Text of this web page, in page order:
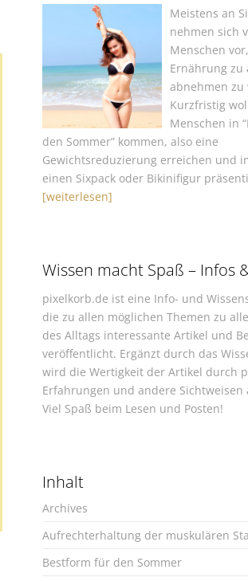
Meistens an
nehmen sich
Menschen
Ernährung zu
abnehmen zu
Kurzfristig
Menschen in
den Sommer” kommen, also eine
Gewichtsreduzierung erreichen und
einen Sixpack oder Bikinifigur
[weiterlesen]
Wissen macht Spaß – Infos
pixelkorb.de ist eine Info- und
die zu allen möglichen Themen zu
des Alltags interessante Artikel und
veröffentlicht. Ergänzt durch das
wird die Wertigkeit der Artikel durch
Erfahrungen und andere Sichtweisen
Viel Spaß beim Lesen und Posten!
Inhalt
Archives
Aufrechterhaltung der muskulären
Bestform für den Sommer